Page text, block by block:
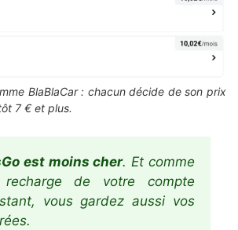
BlaBlaCar : chacun décide de son prix
7 € et plus.
est moins cher. Et comme
recharge de votre compte
vous gardez aussi vos